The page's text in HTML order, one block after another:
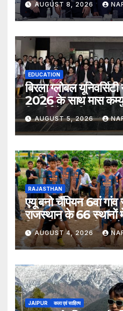
AUGUST 8, 2026
EDUCATION
बिरला ग्लोबल
2026 के साथ मास
विद्यार्थियों का किया
AUGUST 5, 2026
RAJASTHAN
एयू बनो चैंपियन 6वां गांव
राजस्थान के 66
खिलाड़ियों की
AUGUST 4, 2026
JAIPUR कला एवं साहित्य